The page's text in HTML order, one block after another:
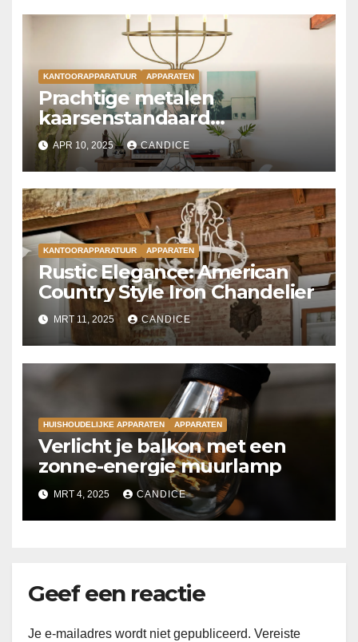
KANTOORAPPARATUUR APPARATEN
Prachtige metalen
kaarsenstandaard
kroonluchter
APR 10, 2025 CANDICE
KANTOORAPPARATUUR APPARATEN
Rustic Elegance: American
Country Style Iron Chandelier
MRT 11, 2025 CANDICE
HUISHOUDELIJKE APPARATEN APPARATEN
Verlicht je balkon met een
zonne-energie muurlamp
MRT 4, 2025 CANDICE
Geef een reactie
Je e-mailadres wordt niet gepubliceerd. Vereiste